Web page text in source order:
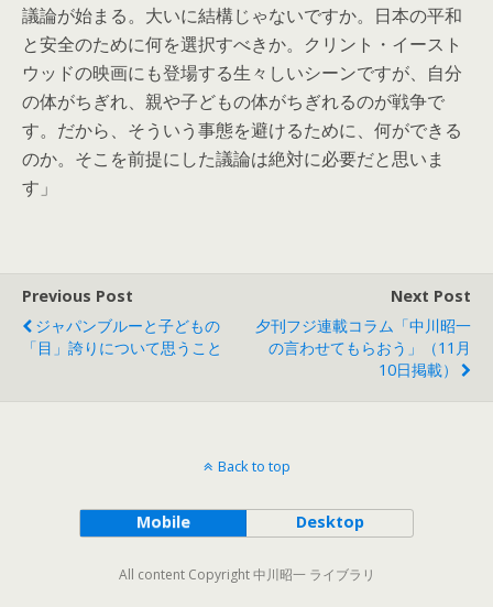
議論が始まる。大いに結構じゃないですか。日本の平和
と安全のために何を選択すべきか。クリント・イースト
ウッドの映画にも登場する生々しいシーンですが、自分
の体がちぎれ、親や子どもの体がちぎれるのが戦争で
す。だから、そういう事態を避けるために、何ができる
のか。そこを前提にした議論は絶対に必要だと思いま
す」
Previous Post
ジャパンブルーと子どもの
「目」誇りについて思うこと
Next Post
夕刊フジ連載コラム「中川昭一
の言わせてもらおう」（11月
10日掲載）
Back to top
Mobile Desktop
All content Copyright 中川昭一 ライブラリ